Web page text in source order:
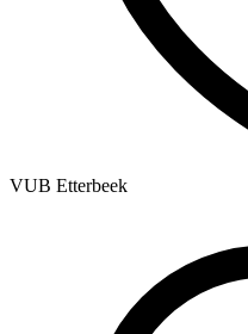
VUB Etterbeek